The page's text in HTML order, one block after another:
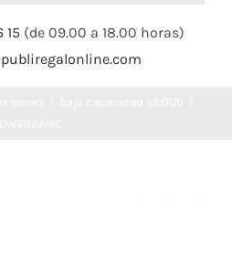
15 (de 09.00 a 18.00 horas)